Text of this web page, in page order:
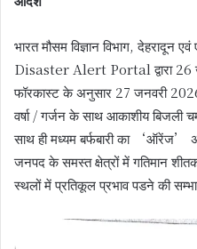
भारत मौसम विज्ञान विभाग,
Disaster Alert Portal द्वारा 26
फॉरकास्ट के अनुसार 27 जनवरी
वर्षा / गर्जन के साथ आकाशीय बिजली
साथ ही मध्यम बर्फबारी का ‘ऑरेंज’
जनपद के समस्त क्षेत्रों में गतिमान
स्थलों में प्रतिकूल प्रभाव पडने की